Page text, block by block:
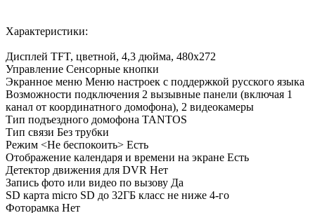
Характеристики:
Дисплей TFT, цветной, 4,3 дюйма, 480x272
Управление Сенсорные кнопки
Экранное меню Меню настроек с поддержкой русского языка
Возможности подключения 2 вызывные панели (включая 1
канал от координатного домофона), 2 видеокамеры
Тип подъездного домофона TANTOS
Тип связи Без трубки
Режим <Не беспокоить> Есть
Отображение календаря и времени на экране Есть
Детектор движения для DVR Нет
Запись фото или видео по вызову Да
SD карта micro SD до 32ГБ класс не ниже 4-го
Фоторамка Нет